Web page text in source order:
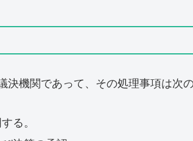
機関であって、その処理事項は次の
る。